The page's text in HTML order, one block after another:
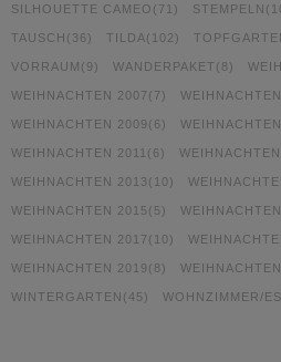
SILHOUETTE CAMEO (71) STEMPELN
TAUSCH (36) TILDA(102)
VORRAUM (9) WANDERPAKET (8)
WEIHNACHTEN 2007 (7)
WEIHNACHTEN 2009 (6)
WEIHNACHTEN 2011 (6)
WEIHNACHTEN 2013 (10)
WEIHNACHTEN 2015(5)
WEIHNACHTEN 2017 (10)
WEIHNACHTEN 2019 (8)
WINTERGARTEN (45) WOHNZIMMER/